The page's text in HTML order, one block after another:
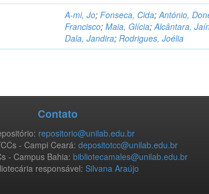
A-mi, Jo;Fonseca, Cida;António,
Francisco;Maia, Glícia;Alcântara,
Dala, Jandira;Rodrigues, Joélia
Contato
repositorio@unilab.edu.br
- Campi Ceará: depositotcc@unilab.edu.br
- Campus Bahia: bibliotecamales@unilab.edu.br
responsável: Silvana Araújo